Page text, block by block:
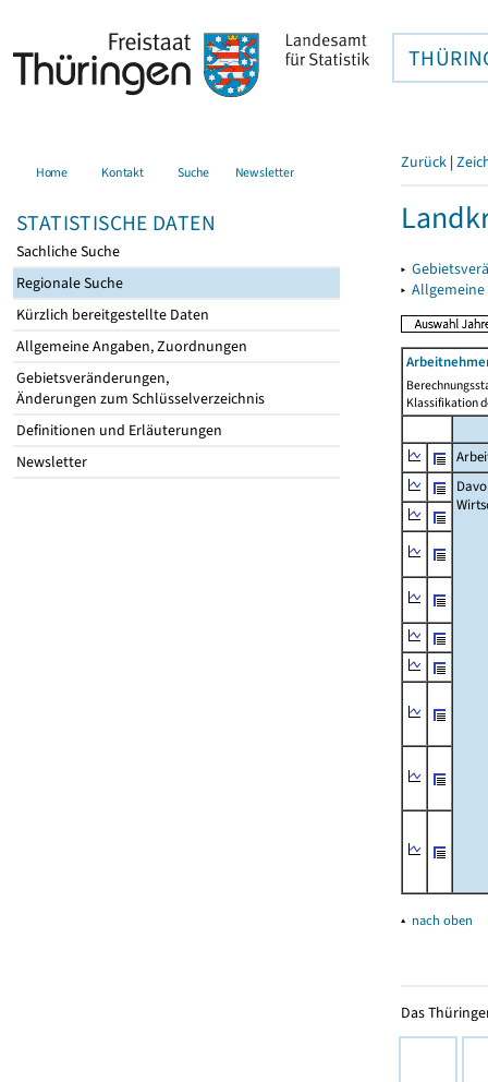
Home Kontakt Suche Newsletter
STATISTISCHE DATEN
Sachliche Suche
Regionale Suche
Kürzlich bereitgestellte Daten
Allgemeine Angaben, Zuordnungen
Gebietsveränderungen,
Änderungen zum Schlüsselverzeichnis
Definitionen und Erläuterungen
Newsletter
Zurück |
▸
▸
Klassifikation
▴ nach oben
Das